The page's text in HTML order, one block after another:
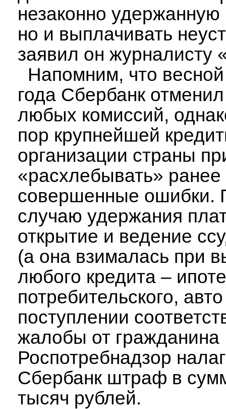
незаконно
но и выплачивать
заявил он журналисту
Напомним, что
года Сбербанк
любых комиссий,
пор крупнейшей
организации страны
«расхлебывать» ранее
совершенные ошибки.
случаю удержания
открытие и ведение
(а она взималась при
любого кредита –
потребительского,
поступлении
жалобы от гражданина
Роспотребнадзор
Сбербанк штраф в
тысяч рублей.